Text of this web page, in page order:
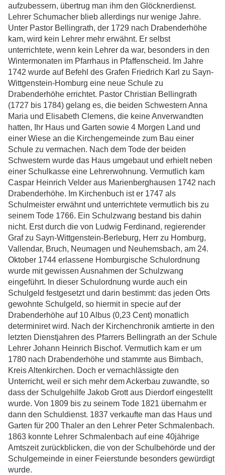
aufzubessern, übertrug man ihm den Glöcknerdienst.
Lehrer Schumacher blieb allerdings nur wenige Jahre.
Unter Pastor Bellingrath, der 1729 nach Drabenderhöhe
kam, wird kein Lehrer mehr erwähnt. Er selbst
unterrichtete, wenn kein Lehrer da war, besonders in den
Wintermonaten im Pfarrhaus in Pfaffenscheid. Im Jahre
1742 wurde auf Befehl des Grafen Friedrich Karl zu Sayn-
Wittgenstein-Homburg eine neue Schule zu
Drabenderhöhe errichtet. Pastor Christian Bellingrath
(1727 bis 1784) gelang es, die beiden Schwestern Anna
Maria und Elisabeth Clemens, die keine Anverwandten
hatten, Ihr Haus und Garten sowie 4 Morgen Land und
einer Wiese an die Kirchengemeinde zum Bau einer
Schule zu vermachen. Nach dem Tode der beiden
Schwestern wurde das Haus umgebaut und erhielt neben
einer Schulkasse eine Lehrerwohnung. Vermutlich kam
Caspar Heinrich Velder aus Marienberghausen 1742 nach
Drabenderhöhe. Im Kirchenbuch ist er 1747 als
Schulmeister erwähnt und unterrichtete vermutlich bis zu
seinem Tode 1766. Ein Schulzwang bestand bis dahin
nicht. Erst durch die von Ludwig Ferdinand, regierender
Graf zu Sayn-Wittgenstein-Berleburg, Herr zu Homburg,
Vallendar, Bruch, Neumagen und Neuhemsbach, am 24.
Oktober 1744 erlassene Homburgische Schulordnung
wurde mit gewissen Ausnahmen der Schulzwang
eingeführt. In dieser Schulordnung wurde auch ein
Schulgeld festgesetzt und darin bestimmt: das jeden Orts
gewohnte Schulgeld, so hiermit in specie auf der
Drabenderhöhe auf 10 Albus (0,23 Cent) monatlich
determiniret wird. Nach der Kirchenchronik amtierte in den
letzten Dienstjahren des Pfarrers Bellingrath an der Schule
Lehrer Johann Heinrich Bischof. Vermutlich kam er um
1780 nach Drabenderhöhe und stammte aus Birnbach,
Kreis Altenkirchen. Doch er vernachlässigte den
Unterricht, weil er sich mehr dem Ackerbau zuwandte, so
dass der Schulgehilfe Jakob Grott aus Dierdorf eingestellt
wurde. Von 1809 bis zu seinem Tode 1821 übernahm er
dann den Schuldienst. 1837 verkaufte man das Haus und
Garten für 200 Thaler an den Lehrer Peter Schmalenbach.
1863 konnte Lehrer Schmalenbach auf eine 40jährige
Amtszeit zurückblicken, die von der Schulbehörde und der
Schulgemeinde in einer Feierstunde besonders gewürdigt
wurde.